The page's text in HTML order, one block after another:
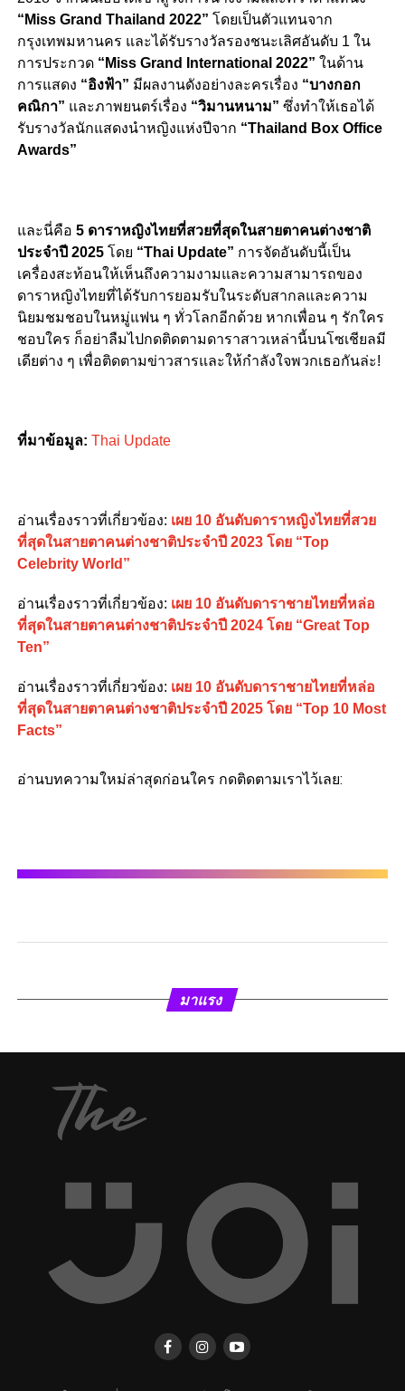
“Miss Grand Thailand 2022” โดยเป็นตัวแทนจาก
กรุงเทพมหานคร และได้รับรางวัลรองชนะเลิศอันดับ 1 ใน
การประกวด “Miss Grand International 2022” ในด้าน
การแสดง “อิงฟ้า” มีผลงานดังอย่างละครเรื่อง “บางกอก
คณิกา” และภาพยนตร์เรื่อง “วิมานหนาม” ซึ่งทำให้เธอได้
รับรางวัลนักแสดงนำหญิงแห่งปีจาก “Thailand Box Office
Awards”
และนี่คือ 5 ดาราหญิงไทยที่สวยที่สุดในสายตาคนต่างชาติ
ประจำปี 2025โดย “Thai Update” การจัดอันดับนี้เป็น
เครื่องสะท้อนให้เห็นถึงความงามและความสามารถของ
ดาราหญิงไทยที่ได้รับการยอมรับในระดับสากลและความ
นิยมชมชอบในหมู่แฟน ๆ ทั่วโลกอีกด้วย หากเพื่อน ๆ รักใคร
ชอบใคร ก็อย่าลืมไปกดติดตามดาราสาวเหล่านี้บนโซเชียลมี
เดียต่าง ๆ เพื่อติดตามข่าวสารและให้กำลังใจพวกเธอกันล่ะ!
ที่มาข้อมูล: Thai Update
อ่านเรื่องราวที่เกี่ยวข้อง: เผย 10 อันดับดาราหญิงไทยที่สวย
ที่สุดในสายตาคนต่างชาติประจำปี 2023 โดย “Top
Celebrity World”
อ่านเรื่องราวที่เกี่ยวข้อง: เผย 10 อันดับดาราชายไทยที่หล่อ
ที่สุดในสายตาคนต่างชาติประจำปี 2024 โดย “Great Top
Ten”
อ่านเรื่องราวที่เกี่ยวข้อง: เผย 10 อันดับดาราชายไทยที่หล่อ
ที่สุดในสายตาคนต่างชาติประจำปี 2025 โดย “Top 10 Most
Facts”
อ่านบทความใหม่ล่าสุดก่อนใคร กดติดตามเราไว้เลย:
มาแรง